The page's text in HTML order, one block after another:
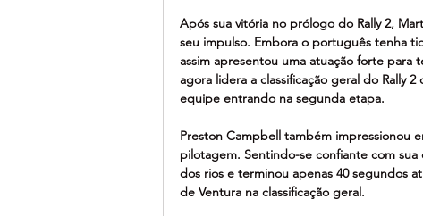
Após sua vitória no prólogo do Rally 2,
seu impulso. Embora o português tenha
assim apresentou uma atuação forte para
agora lidera a classificação geral do Rally
equipe entrando na segunda etapa.
Preston Campbell também impressionou
pilotagem. Sentindo-se confiante com
dos rios e terminou apenas 40 segundos
de Ventura na classificação geral.